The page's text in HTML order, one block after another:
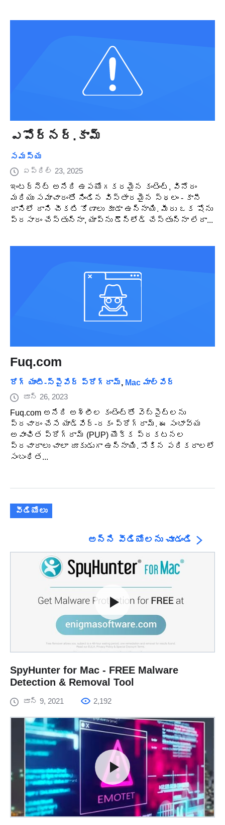
ఎపోర్నర్.కామ్
సమస్య
ఏప్రిల్ 23, 2025
ఇంటర్నెట్ అనేది ఉపయోగకరమైన కంటెంట్, వినోదం
మరియు సమాచారంతో నిండిన విస్తారమైన స్థలం - కానీ
దానిలో దాని చీకటి కోణాలు కూడా ఉన్నాయి. మీరు ఒక షోను
ప్రసారం చేస్తున్నా, యాప్‌ను డౌన్‌లోడ్ చేస్తున్నా లేదా...
Fuq.com
రోగ్ యాంటీ-స్పైవేర్ ప్రోగ్రామ్, Mac మాల్వేర్
జూన్ 26, 2023
Fuq.com అనేది అశ్లీల కంటెంట్‌తో వెబ్‌సైట్‌లను
ప్రచారం చేసే యాడ్‌వేర్-రకం ప్రోగ్రామ్. ఈ సంభావ్య
అవాంఛిత ప్రోగ్రామ్ (PUP) యొక్క ప్రకటనల
ప్రచారాలు చాలా దూకుడుగా ఉన్నాయి. సోకిన పరికరాలలో
సంబంధిత...
వీడియోలు
అన్ని వీడియోలను చూడండి
SpyHunter for Mac - FREE Malware
Detection & Removal Tool
జూన్ 9, 2021 2,192